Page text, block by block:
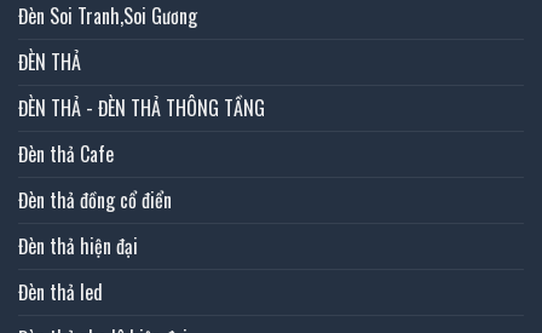
Đèn Soi Tranh,Soi Gương
ĐÈN THẢ
ĐÈN THẢ - ĐÈN THẢ THÔNG TẦNG
Đèn thả Cafe
Đèn thả đồng cổ điển
Đèn thả hiện đại
Đèn thả led